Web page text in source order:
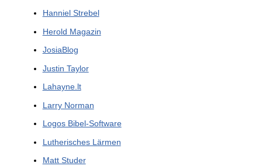
Hanniel Strebel
Herold Magazin
JosiaBlog
Justin Taylor
Lahayne.lt
Larry Norman
Logos Bibel-Software
Lutherisches Lärmen
Matt Studer